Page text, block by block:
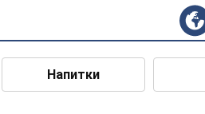
Напитки